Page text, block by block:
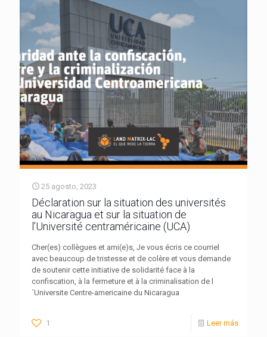
25 agosto, 2023
Déclaration sur la situation des universités
au Nicaragua et sur la situation de
l’Université centraméricaine (UCA)
Cher(es) collègues et ami(e)s, Je vous écris ce courriel
avec beaucoup de tristesse et de colère et vous demande
de soutenir cette initiative de solidarité face à la
confiscation, à la fermeture et à la criminalisation de l
´Universite Centre-americaine du Nicaragua
1 Leer más